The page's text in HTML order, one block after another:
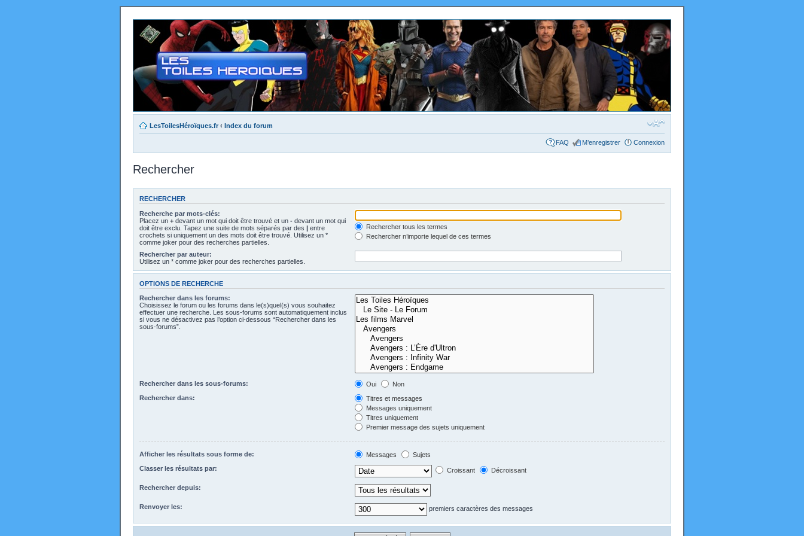
LesToilesHéroïques.fr ‹ Index du forum
FAQ M’enregistrer Connexion
Rechercher
RECHERCHER
Recherche par mots-clés:
Placez un + devant un mot qui doit être trouvé et un - devant un mot qui
doit être exclu. Tapez une suite de mots séparés par des | entre
crochets si uniquement un des mots doit être trouvé. Utilisez un *
comme joker pour des recherches partielles.
Rechercher tous les termes
Rechercher n’importe lequel de ces termes
Rechercher par auteur:
Utilisez un * comme joker pour des recherches partielles.
OPTIONS DE RECHERCHE
Rechercher dans les forums:
Choisissez le forum ou les forums dans le(s)quel(s) vous souhaitez
effectuer une recherche. Les sous-forums sont automatiquement inclus
si vous ne désactivez pas l’option ci-dessous “Rechercher dans les
sous-forums”.
Rechercher dans les sous-forums: Oui
Non
Rechercher dans:
Titres et messages
Messages uniquement
Titres uniquement
Premier message des sujets uniquement
Afficher les résultats sous forme de: Messages
Sujets
Classer les résultats par:
Croissant Décroissant
Rechercher depuis:
Renvoyer les: premiers caractères des messages